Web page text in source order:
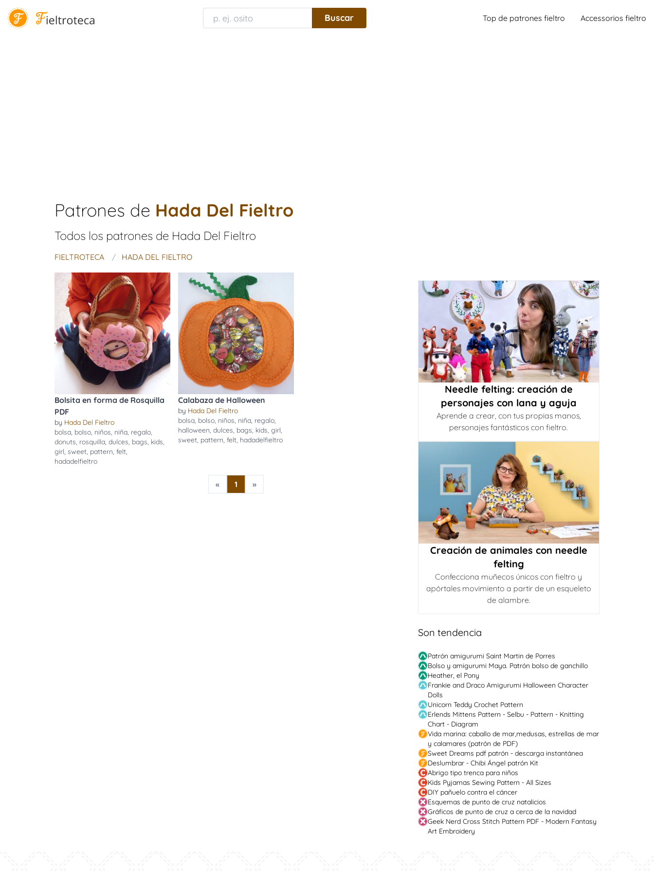
Top de patrones fieltro Accessorios fieltro
Patrones de Hada Del Fieltro
Todos los patrones de Hada Del Fieltro
FIELTROTECA HADA DEL FIELTRO
Bolsita en forma de Rosquilla
PDF
by Hada Del Fieltro
bolsa, bolso, niños, niña, regalo,
donuts, rosquilla, dulces, bags, kids,
girl, sweet, pattern, felt,
hadadelfieltro
Calabaza de Halloween
by Hada Del Fieltro
bolsa, bolso, niños, niña, regalo,
halloween,dulces, bags, kids,girl,
sweet, pattern,felt, hadadelfieltro
« 1 »
Needle felting: creación de
personajes con lana y aguja
Aprende a crear, con tus propias manos,
personajes fantásticos con fieltro.
Creación de animales con needle
felting
Confecciona muñecos únicos con fieltro y
apórtales movimiento a partir de un esqueleto
de alambre.
Son tendencia
Patrón amigurumi Saint Martin de Porres
Bolso y amigurumi Maya. Patrón bolso de ganchillo
Heather, el Pony
Frankie and Draco Amigurumi Halloween Character
Dolls
Unicorn Teddy Crochet Pattern
Erlends Mittens Pattern - Selbu - Pattern - Knitting
Chart - Diagram
Vida marina: caballo de mar,medusas, estrellas de mar
y calamares (patrón de PDF)
Sweet Dreams pdf patrón - descarga instantánea
Deslumbrar - Chibi Ángel patrón Kit
Abrigo tipo trenca para niños
Kids Pyjamas Sewing Pattern - All Sizes
DIY pañuelo contra el cáncer
Esquemas de punto de cruz natalicios
Gráficos de punto de cruz a cerca de la navidad
Geek Nerd Cross Stitch Pattern PDF - Modern Fantasy
Art Embroidery